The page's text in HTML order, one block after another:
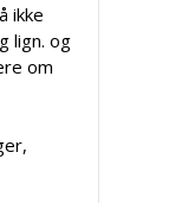
ikke
lign. og
om